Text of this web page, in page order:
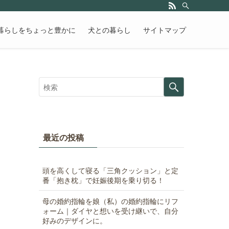
らしをちょっと豊かに 犬との暮らし サイトマップ
最近の投稿
頭を高くして寝る「三角クッション」と定
番「抱き枕」で妊娠後期を乗り切る！
母の婚約指輪を娘（私）の婚約指輪にリフ
ォーム｜ダイヤと想いを受け継いで、自分
好みのデザインに。